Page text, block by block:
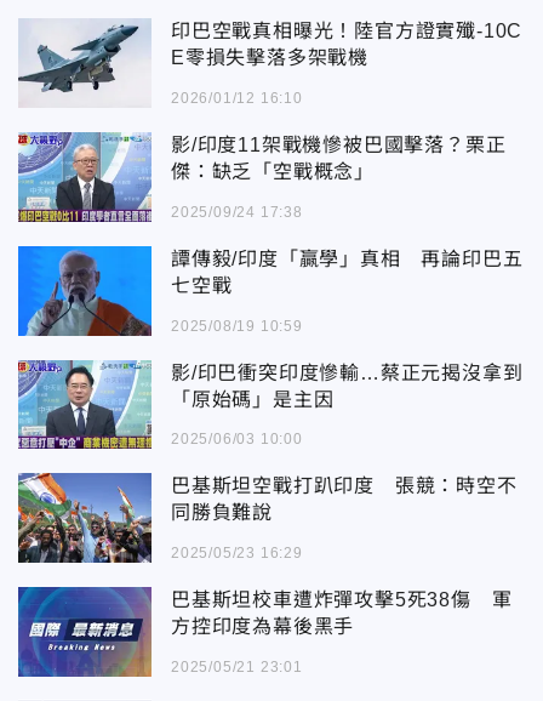
印巴空戰真相曝光！陸官方證實殲-10C
E零損失擊落多架戰機
2026/01/12 16:10
影/印度11架戰機慘被巴國擊落？栗正
傑：缺乏「空戰概念」
2025/09/24 17:38
譚傳毅/印度「贏學」真相 再論印巴五
七空戰
2025/08/19 10:59
影/印巴衝突印度慘輸…蔡正元揭沒拿到
「原始碼」是主因
2025/06/03 10:00
巴基斯坦空戰打趴印度 張競：時空不
同勝負難說
2025/05/23 16:29
巴基斯坦校車遭炸彈攻擊5死38傷 軍
方控印度為幕後黑手
2025/05/21 23:01